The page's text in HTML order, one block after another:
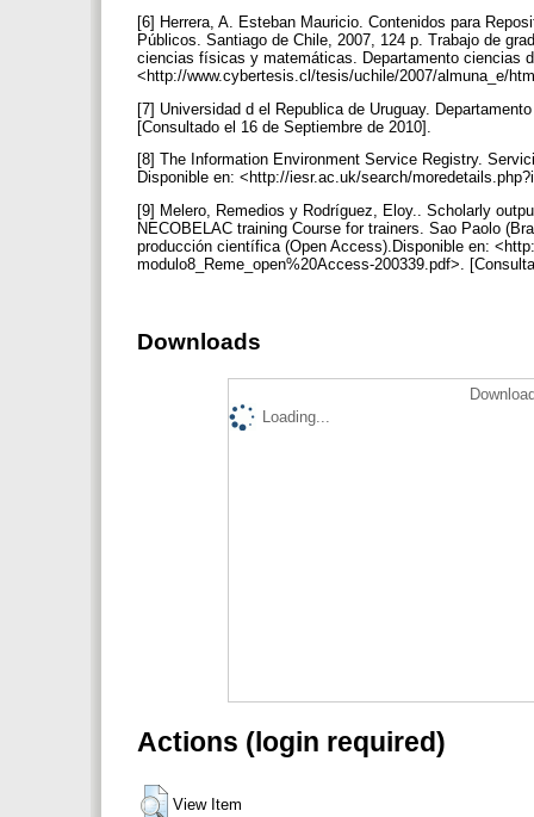
[6] Herrera, A. Esteban Mauricio. Contenidos para
Públicos. Santiago de Chile, 2007, 124 p. Trabajo de
ciencias físicas y matemáticas. Departamento ciencias
<http://www.cybertesis.cl/tesis/uchile/2007/almuna_e/
[7] Universidad d el Republica de Uruguay.
[Consultado el 16 de Septiembre de 2010].
[8] The Information Environment Service Registry.
Disponible en: <http://iesr.ac.uk/search/
[9] Melero, Remedios y Rodríguez, Eloy.. Scholarly
NECOBELAC training Course for trainers. Sao Paolo
producción científica (Open Access).Disponible en:
modulo8_Reme_open%20Access-200339.pdf>.
Downloads
Loading...
Actions (login required)
View Item